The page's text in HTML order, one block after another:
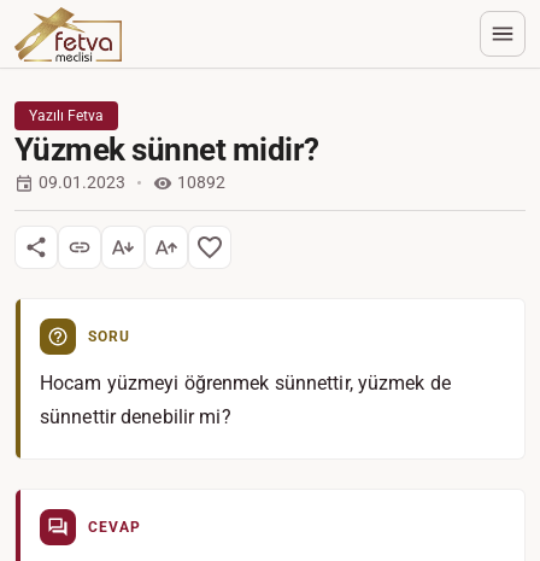
Yazılı Fetva
Yüzmek sünnet midir?
09.01.2023 10892
SORU
Hocam yüzmeyi öğrenmek sünnettir, yüzmek de
sünnettir denebilir mi?
CEVAP